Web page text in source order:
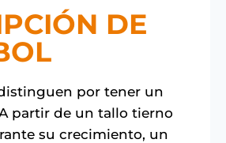
DE
por tener un
partir de un tallo tierno
su crecimiento, un